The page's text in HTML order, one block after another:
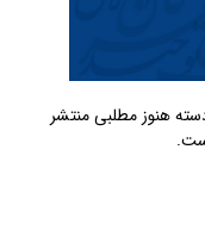
هنوز مطلبی منتشر